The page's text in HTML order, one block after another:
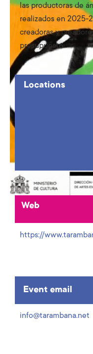
las productoras de
realizados en 2025-
creadoras y
presupuesto.
Locations
Web
https://
Event email
info@tarambana.net